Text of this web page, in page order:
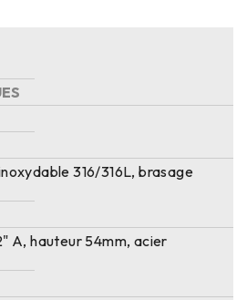
316/316L, brasage
A, hauteur 54mm, acier